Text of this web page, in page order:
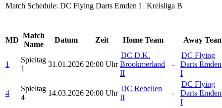
Match Schedule: DC Flying Darts Emden I | Kreisliga B
MD
Match
Name
Datum Zeit Home Team Away
1
Spieltag
1
31.01.2026 20:00 Uhr
DC D.K.
Brookmerland
II
-
DC Flying
Darts Emden
I
4
Spieltag
4
14.03.2026 20:00 Uhr
DC Rebellen
II
-
DC Flying
Darts Emden
I